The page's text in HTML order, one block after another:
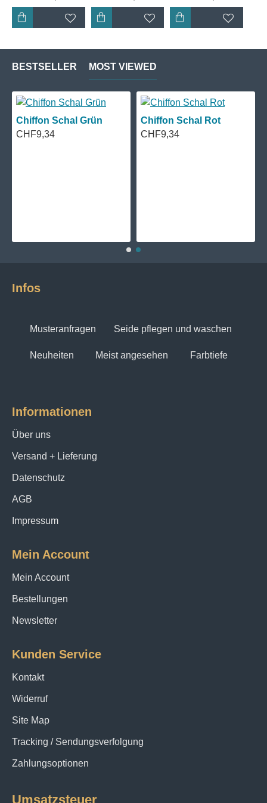
BESTSELLER MOST VIEWED
Chiffon Schal Grün
CHF9,34
Chiffon Schal Rot
CHF9,34
Infos
Musteranfragen Seide pflegen und waschen
Neuheiten Meist angesehen Farbtiefe
Informationen
Über uns
Versand + Lieferung
Datenschutz
AGB
Impressum
Mein Account
Mein Account
Bestellungen
Newsletter
Kunden Service
Kontakt
Widerruf
Site Map
Tracking / Sendungsverfolgung
Zahlungsoptionen
Umsatzsteuer